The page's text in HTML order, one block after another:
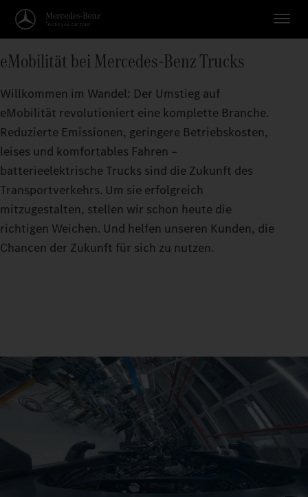
eMobilität bei Mercedes‑Benz Trucks
Willkommen im Wandel: Der Umstieg auf
eMobilität revolutioniert eine komplette Branche.
Reduzierte Emissionen, geringere Betriebskosten,
leises und komfortables Fahren –
batterieelektrische Trucks sind die Zukunft des
Transportverkehrs. Um sie erfolgreich
mitzugestalten, stellen wir schon heute die
richtigen Weichen. Und helfen unseren Kunden, die
Chancen der Zukunft für sich zu nutzen.